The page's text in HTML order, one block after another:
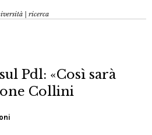
| ricerca
Pdl: «Così sarà
Collini